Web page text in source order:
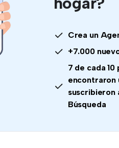
Crea un
+7.000
7 de cada 10
encontraron
suscribieron
Búsqueda